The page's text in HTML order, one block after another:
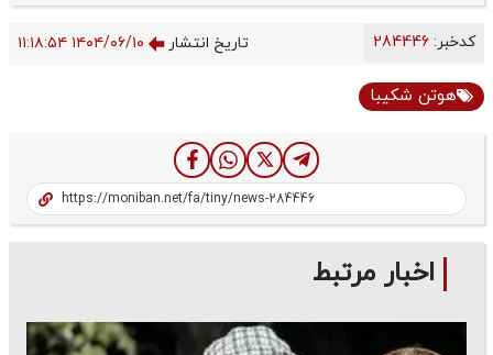
کدخبر: تاریخ انتشار ۱۴۰۴/۰۶/۱۰ ۱۱:۱۸:۵۴
هوتن شکیبا
اخبار مرتبط